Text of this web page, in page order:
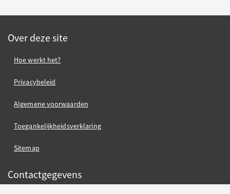
Over deze site
Hoe werkt het?
Privacybeleid
Algemene voorwaarden
Toegankelijkheidsverklaring
Sitemap
Contactgegevens